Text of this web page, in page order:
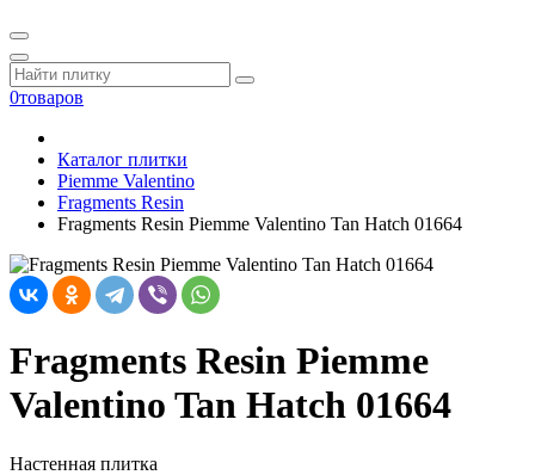
0товаров
Каталог плитки
Piemme Valentino
Fragments Resin
Fragments Resin Piemme Valentino Tan Hatch 01664
Fragments Resin Piemme
Valentino Tan Hatch 01664
Настенная плитка